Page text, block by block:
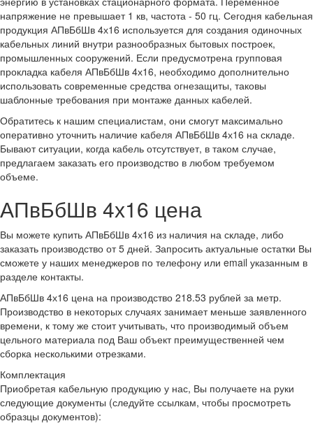
напряжение не превышает 1 кв, частота - 50 гц. Сегодня кабельная
продукция АПвБбШв 4х16 используется для создания одиночных
кабельных линий внутри разнообразных бытовых построек,
промышленных сооружений. Если предусмотрена групповая
прокладка кабеля АПвБбШв 4х16, необходимо дополнительно
использовать современные средства огнезащиты, таковы
шаблонные требования при монтаже данных кабелей.
Обратитесь к нашим специалистам, они смогут максимально
оперативно уточнить наличие кабеля АПвБбШв 4х16 на складе.
Бывают ситуации, когда кабель отсутствует, в таком случае,
предлагаем заказать его производство в любом требуемом
объеме.
АПвБбШв 4х16 цена
Вы можете купить АПвБбШв 4х16 из наличия на складе, либо
заказать производство от 5 дней. Запросить актуальные остатки Вы
сможете у наших менеджеров по телефону или email указанным в
разделе контакты.
АПвБбШв 4х16 цена на производство 218.53 рублей за метр.
Производство в некоторых случаях занимает меньше заявленного
времени, к тому же стоит учитывать, что производимый объем
цельного материала под Ваш объект преимущественней чем
сборка несколькими отрезками.
Комплектация
Приобретая кабельную продукцию у нас, Вы получаете на руки
следующие документы (следуйте ссылкам, чтобы просмотреть
образцы документов):